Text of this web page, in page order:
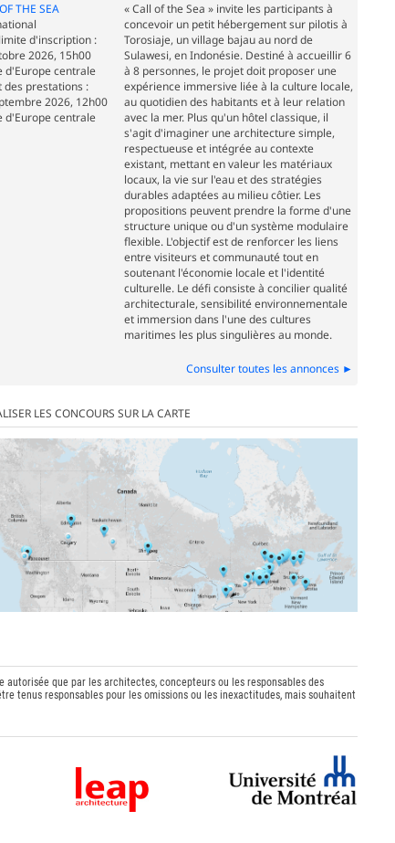
THE SEA
d'inscription :
2026, 15h00
d'Europe centrale
des prestations :
2026, 12h00
d'Europe centrale
« Call of the Sea » invite les participants à
concevoir un petit hébergement sur pilotis à
Torosiaje, un village bajau au nord de
Sulawesi, en Indonésie. Destiné à accueillir 6
à 8 personnes, le projet doit proposer une
expérience immersive liée à la culture locale,
au quotidien des habitants et à leur relation
avec la mer. Plus qu'un hôtel classique, il
s'agit d'imaginer une architecture simple,
respectueuse et intégrée au contexte
existant, mettant en valeur les matériaux
locaux, la vie sur l'eau et des stratégies
durables adaptées au milieu côtier. Les
propositions peuvent prendre la forme d'une
structure unique ou d'un système modulaire
flexible. L'objectif est de renforcer les liens
entre visiteurs et communauté tout en
soutenant l'économie locale et l'identité
culturelle. Le défi consiste à concilier qualité
architecturale, sensibilité environnementale
et immersion dans l'une des cultures
maritimes les plus singulières au monde.
Consulter toutes les annonces ►
LES CONCOURS SUR LA CARTE
que par les architectes, concepteurs ou les responsables des
tenus responsables pour les omissions ou les inexactitudes, mais souhaitent